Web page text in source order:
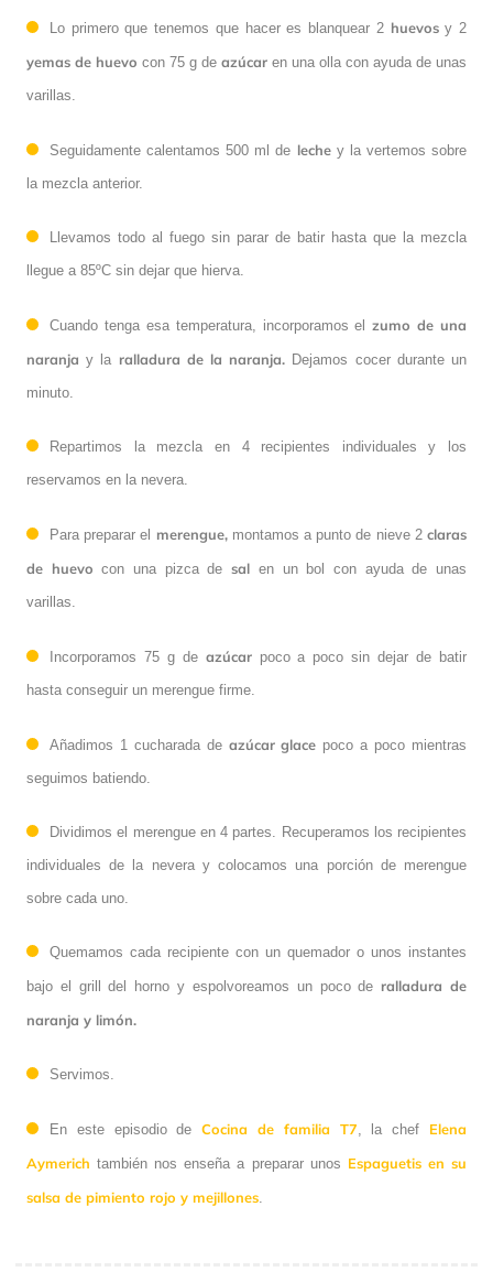
Lo primero que tenemos que hacer es blanquear 2 huevosy 2
yemas de huevo con 75 g de azúcar en una olla con ayuda de unas
varillas.
Seguidamente calentamos 500 ml de lechey la vertemos sobre
la mezcla anterior.
Llevamos todo al fuego sin parar de batir hasta que la mezcla
llegue a 85ºC sin dejar que hierva.
Cuando tenga esa temperatura, incorporamos elzumo de una
naranja y la ralladura de la naranja. Dejamos cocer durante un
minuto.
Repartimos la mezcla en 4 recipientes individuales y los
reservamos en la nevera.
Para preparar el merengue,montamos a punto de nieve 2claras
de huevo con una pizca desal en un bol con ayuda de unas
varillas.
Incorporamos 75 g de azúcarpoco a poco sin dejar de batir
hasta conseguir un merengue firme.
Añadimos 1 cucharada de azúcar glace poco a poco mientras
seguimos batiendo.
Dividimos el merengue en 4 partes. Recuperamos los recipientes
individuales de la nevera y colocamos una porción de merengue
sobre cada uno.
Quemamos cada recipiente con un quemador o unos instantes
bajo el grill del horno y espolvoreamos un poco de ralladura de
naranja y limón.
Servimos.
En este episodio deCocina de familia T7 , la chef Elena
Aymerich también nos enseña a preparar unos Espaguetis en su
salsa de pimiento rojo y mejillones